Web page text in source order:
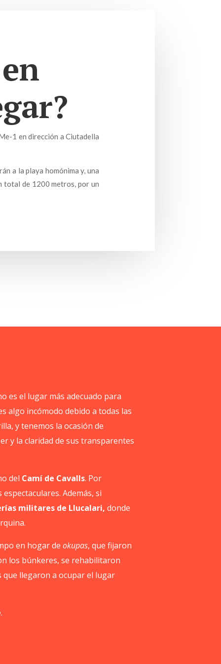
1 en dirección a Ciutadella
a la playa homónima y, una
total de 1200 metros, por un
es el lugar más adecuado para
algo incómodo debido a todas las
y tenemos la ocasión de
y la claridad de sus transparentes
del Camí de Cavalls. Por
Además, si
militares de Llucalari, donde
en hogar de okupas, que fijaron
los búnkeres, se rehabilitaron
que llegaron a ocupar el lugar